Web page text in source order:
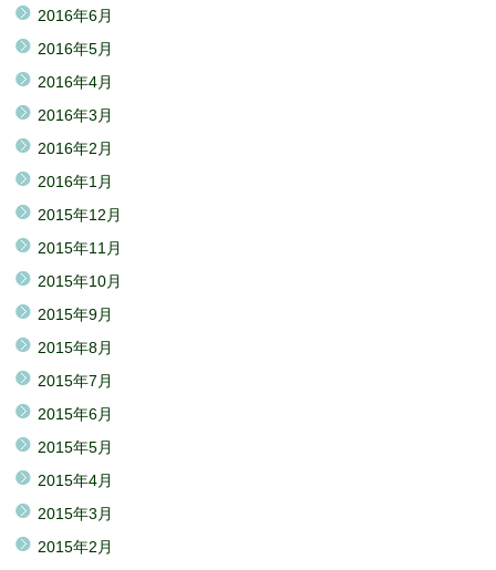
2016年6月
2016年5月
2016年4月
2016年3月
2016年2月
2016年1月
2015年12月
2015年11月
2015年10月
2015年9月
2015年8月
2015年7月
2015年6月
2015年5月
2015年4月
2015年3月
2015年2月